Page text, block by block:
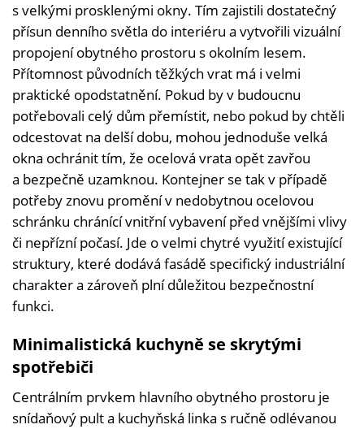
s velkými prosklenými okny. Tím zajistili dostatečný
přísun denního světla do interiéru a vytvořili vizuální
propojení obytného prostoru s okolním lesem.
Přítomnost původních těžkých vrat má i velmi
praktické opodstatnění. Pokud by v budoucnu
potřebovali celý dům přemístit, nebo pokud by chtěli
odcestovat na delší dobu, mohou jednoduše velká
okna ochránit tím, že ocelová vrata opět zavřou
a bezpečně uzamknou. Kontejner se tak v případě
potřeby znovu promění v nedobytnou ocelovou
schránku chránící vnitřní vybavení před vnějšími vlivy
či nepřízní počasí. Jde o velmi chytré využití existující
struktury, které dodává fasádě specifický industriální
charakter a zároveň plní důležitou bezpečnostní
funkci.
Minimalistická kuchyně se skrytými
spotřebiči
Centrálním prvkem hlavního obytného prostoru je
snídaňový pult a kuchyňská linka s ručně odlévanou